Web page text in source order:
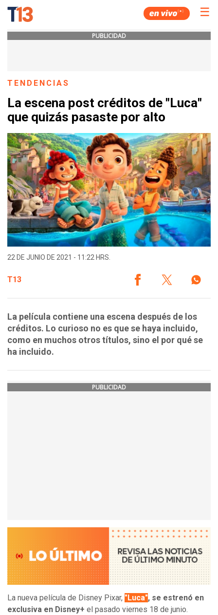
☰
PUBLICIDAD
TENDENCIAS
La escena post créditos de "Luca"
que quizás pasaste por alto
22 DE JUNIO DE 2021 - 11:22 HRS.
T13
La película contiene una escena después de los
créditos. Lo curioso no es que se haya incluido,
como en muchos otros títulos, sino el por qué se
ha incluido.
PUBLICIDAD
La nueva película de Disney Pixar, "Luca", se estrenó en
exclusiva en Disney+ el pasado viernes 18 de junio.